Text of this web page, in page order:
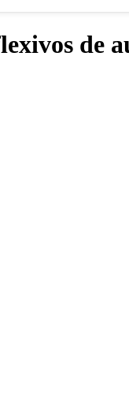
de